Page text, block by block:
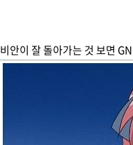
안이 잘 돌아가는 것 보면